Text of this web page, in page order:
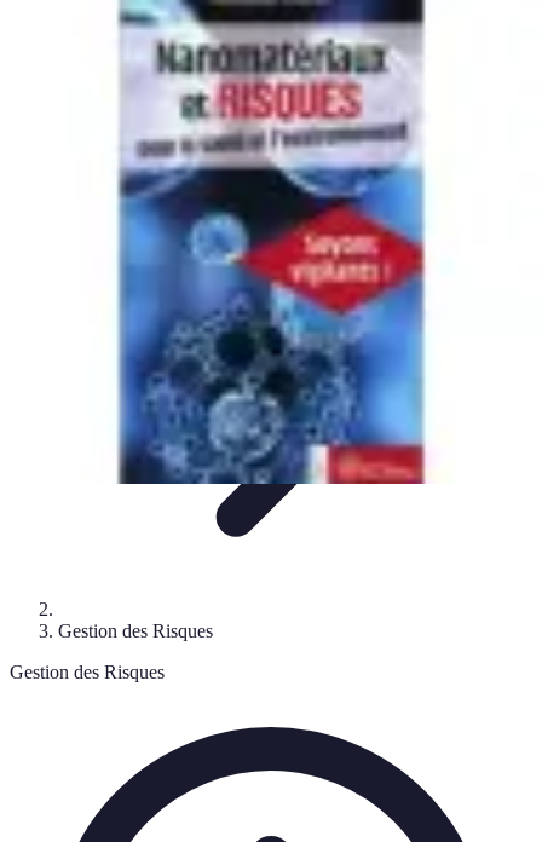
Projets Matures
Gestion des Parties PrenantesGestion de
Gestion de Projet Comparatifs
Gestion des Risques
Gestion des Risques